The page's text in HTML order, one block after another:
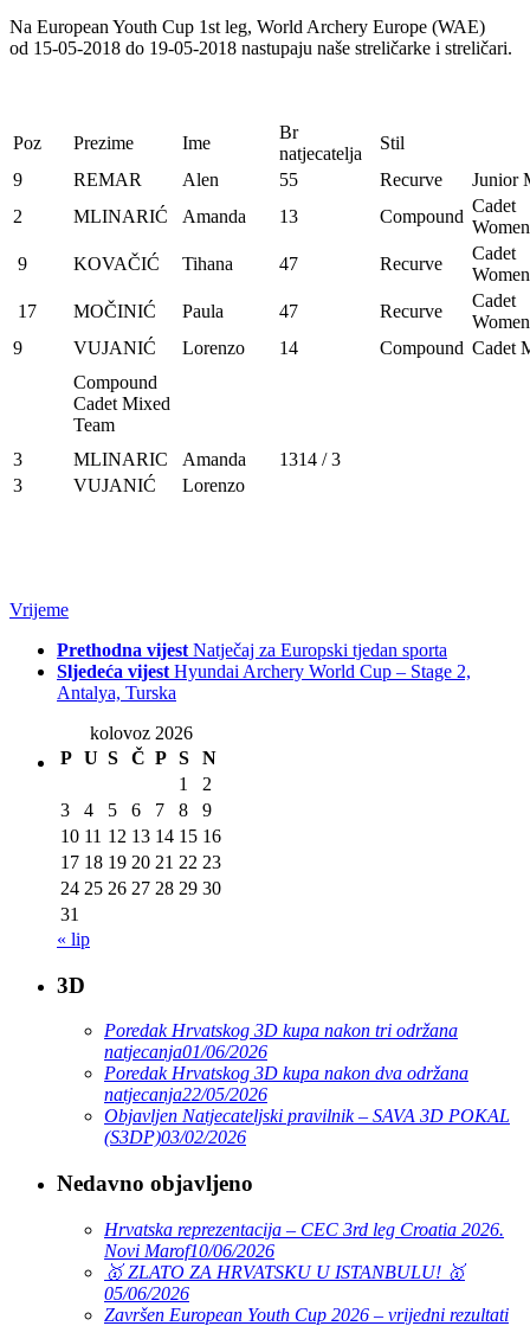
Na European Youth Cup 1st leg, World Archery Europe (WAE)
od 15-05-2018 do 19-05-2018 nastupaju naše streličarke i streličari.
Poz Prezime Ime
Br
natjecatelja
Stil
9
REMAR Alen 55 Recurve
Junior
2
MLINARIĆ Amanda 13 Compound
Cadet
Women
9
KOVAČIĆ Tihana 47 Recurve
Cadet
Women
17
MOČINIĆ Paula 47 Recurve
Cadet
Women
9
VUJANIĆ Lorenzo 14 Compound Cadet
Compound
Cadet Mixed
Team
3
MLINARIC Amanda
1314 / 3
3
VUJANIĆ Lorenzo
Vrijeme
Prethodna vijest Natječaj za Europski tjedan sporta
Sljedeća vijest Hyundai Archery World Cup – Stage 2,
Antalya, Turska
kolovoz 2026
P U S Č P S
N
1
2
3
4 5 6 7 8
9
10 11 12 13 14 15 16
17 18 19 20 21 22 23
24 25 26 27 28 29 30
31
« lip
3D
Poredak Hrvatskog 3D kupa nakon tri održana
natjecanja01/06/2026
Poredak Hrvatskog 3D kupa nakon dva održana
natjecanja22/05/2026
Objavljen Natjecateljski pravilnik – SAVA 3D POKAL
(S3DP)03/02/2026
Nedavno objavljeno
Hrvatska reprezentacija – CEC 3rd leg Croatia 2026.
Novi Marof10/06/2026
🥇 ZLATO ZA HRVATSKU U ISTANBULU! 🥇
05/06/2026
Završen European Youth Cup 2026 – vrijedni rezultati